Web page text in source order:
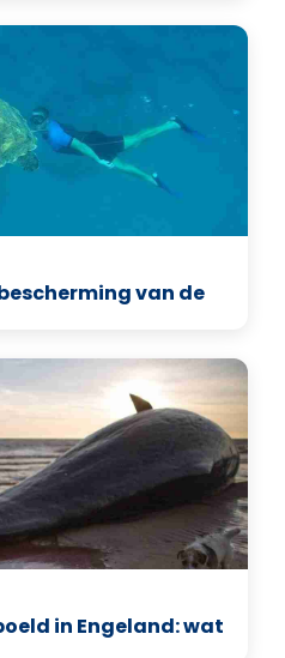
van de
in Engeland: wat